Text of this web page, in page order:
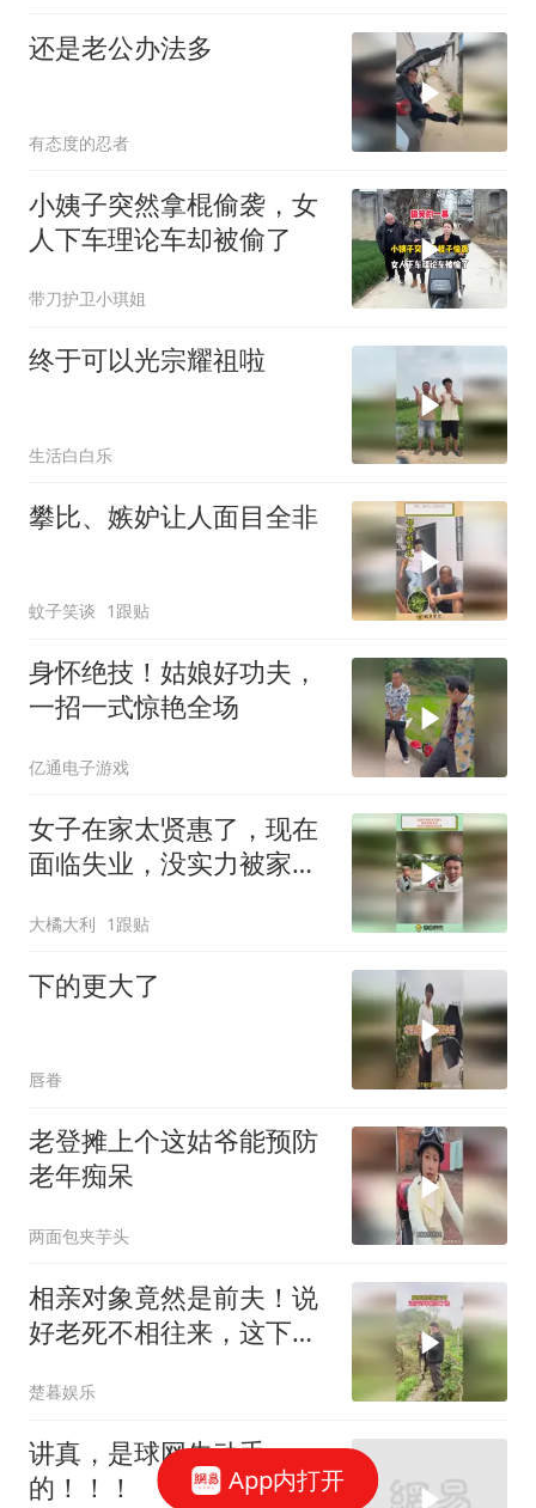
还是老公办法多
有态度的忍者
小姨子突然拿棍偷袭，女
人下车理论车却被偷了
带刀护卫小琪姐
终于可以光宗耀祖啦
生活白白乐
攀比、嫉妒让人面目全非
蚊子笑谈 1跟贴
身怀绝技！姑娘好功夫，
一招一式惊艳全场
亿通电子游戏
女子在家太贤惠了，现在
面临失业，没实力被家里
大橘大利 1跟贴
下的更大了
唇眷
老登摊上个这姑爷能预防
老年痴呆
两面包夹芋头
相亲对象竟然是前夫！说
好老死不相往来，这下尴
楚暮娱乐
讲真，是球网先动手
的！！！
App内打开